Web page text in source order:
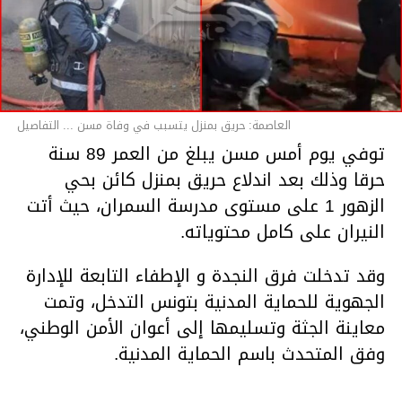
العاصمة: حريق بمنزل يتسبب في وفاة مسن ... التفاصيل
توفي يوم أمس مسن يبلغ من العمر 89 سنة
حرقا وذلك بعد اندلاع حريق بمنزل كائن بحي
الزهور 1 على مستوى مدرسة السمران، حيث أتت
النيران على كامل محتوياته.
وقد تدخلت فرق النجدة و الإطفاء التابعة للإدارة
الجهوية للحماية المدنية بتونس التدخل، وتمت
معاينة الجثة وتسليمها إلى أعوان الأمن الوطني،
وفق المتحدث باسم الحماية المدنية.